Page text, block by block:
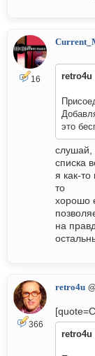
16 retro4u
это
слушай,
списка
я как-
то
хорошо
на
366
retro4u
retro4u